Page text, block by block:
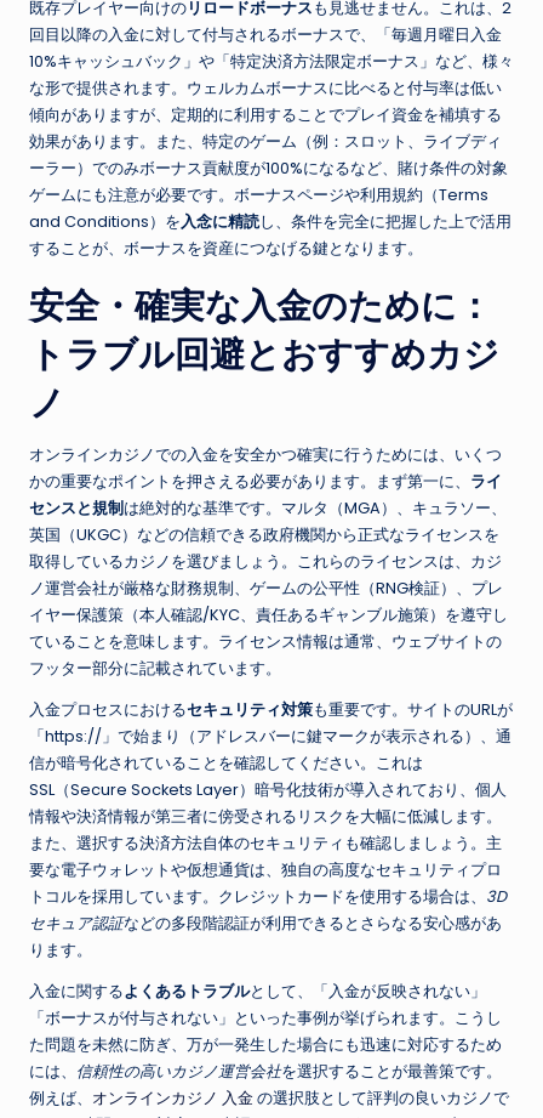
既存プレイヤー向けのリロードボーナスも見逃せません。これは、2
回目以降の入金に対して付与されるボーナスで、「毎週月曜日入金
10%キャッシュバック」や「特定決済方法限定ボーナス」など、様々
な形で提供されます。ウェルカムボーナスに比べると付与率は低い
傾向がありますが、定期的に利用することでプレイ資金を補填する
効果があります。また、特定のゲーム（例：スロット、ライブディ
ーラー）でのみボーナス貢献度が100%になるなど、賭け条件の対象
ゲームにも注意が必要です。ボーナスページや利用規約（Terms
and Conditions）を入念に精読し、条件を完全に把握した上で活用
することが、ボーナスを資産につなげる鍵となります。
安全・確実な入金のために：
トラブル回避とおすすめカジ
ノ
オンラインカジノでの入金を安全かつ確実に行うためには、いくつ
かの重要なポイントを押さえる必要があります。まず第一に、 ライ
センスと規制 は絶対的な基準です。マルタ（MGA）、キュラソー、
英国（UKGC）などの信頼できる政府機関から正式なライセンスを
取得しているカジノを選びましょう。これらのライセンスは、カジ
ノ運営会社が厳格な財務規制、ゲームの公平性（RNG検証）、プレ
イヤー保護策（本人確認/KYC、責任あるギャンブル施策）を遵守し
ていることを意味します。ライセンス情報は通常、ウェブサイトの
フッター部分に記載されています。
入金プロセスにおけるセキュリティ対策も重要です。サイトのURLが
「https://」で始まり（アドレスバーに鍵マークが表示される）、通
信が暗号化されていることを確認してください。これは
SSL（Secure Sockets Layer）暗号化技術が導入されており、個人
情報や決済情報が第三者に傍受されるリスクを大幅に低減します。
また、選択する決済方法自体のセキュリティも確認しましょう。主
要な電子ウォレットや仮想通貨は、独自の高度なセキュリティプロ
トコルを採用しています。クレジットカードを使用する場合は、 3D
セキュア認証などの多段階認証が利用できるとさらなる安心感があ
ります。
入金に関するよくあるトラブルとして、「入金が反映されない」
「ボーナスが付与されない」といった事例が挙げられます。こうし
た問題を未然に防ぎ、万が一発生した場合にも迅速に対応するため
には、 信頼性の高いカジノ運営会社を選択することが最善策です。
例えば、 オンラインカジノ 入金の選択肢として評判の良いカジノで